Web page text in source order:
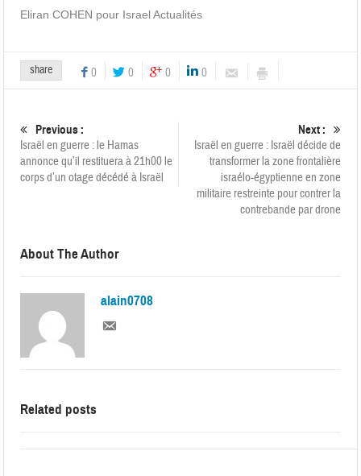
Eliran COHEN pour Israel Actualités
share 0 0 0 0
Previous :
Israël en guerre : le Hamas
annonce qu’il restituera à 21h00 le
corps d’un otage décédé à Israël
Next :
Israël en guerre : Israël décide de
transformer la zone frontalière
israélo-égyptienne en zone
militaire restreinte pour contrer la
contrebande par drone
About The Author
alain0708
Related posts